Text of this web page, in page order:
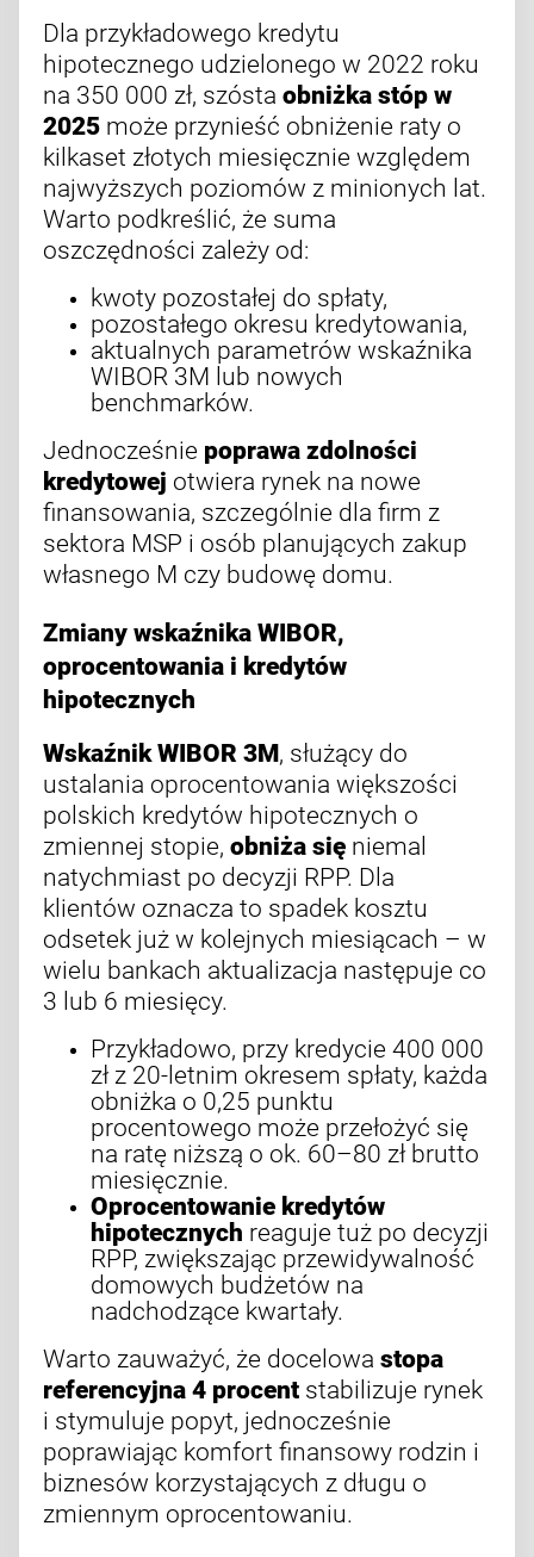
Dla przykładowego kredytu
hipotecznego udzielonego w 2022 roku
na 350 000 zł, szósta obniżka stóp w
2025 może przynieść obniżenie raty o
kilkaset złotych miesięcznie względem
najwyższych poziomów z minionych lat.
Warto podkreślić, że suma
oszczędności zależy od:
kwoty pozostałej do spłaty,
pozostałego okresu kredytowania,
aktualnych parametrów wskaźnika
WIBOR 3M lub nowych
benchmarków.
Jednocześnie poprawa zdolności
kredytowej otwiera rynek na nowe
finansowania, szczególnie dla firm z
sektora MSP i osób planujących zakup
własnego M czy budowę domu.
Zmiany wskaźnika WIBOR,
oprocentowania i kredytów
hipotecznych
Wskaźnik WIBOR 3M, służący do
ustalania oprocentowania większości
polskich kredytów hipotecznych o
zmiennej stopie, obniża się niemal
natychmiast po decyzji RPP. Dla
klientów oznacza to spadek kosztu
odsetek już w kolejnych miesiącach – w
wielu bankach aktualizacja następuje co
3 lub 6 miesięcy.
Przykładowo, przy kredycie 400 000
zł z 20-letnim okresem spłaty, każda
obniżka o 0,25 punktu
procentowego może przełożyć się
na ratę niższą o ok. 60–80 zł brutto
miesięcznie.
Oprocentowanie kredytów
hipotecznych reaguje tuż po decyzji
RPP, zwiększając przewidywalność
domowych budżetów na
nadchodzące kwartały.
Warto zauważyć, że docelowa stopa
referencyjna 4 procent stabilizuje rynek
i stymuluje popyt, jednocześnie
poprawiając komfort finansowy rodzin i
biznesów korzystających z długu o
zmiennym oprocentowaniu.